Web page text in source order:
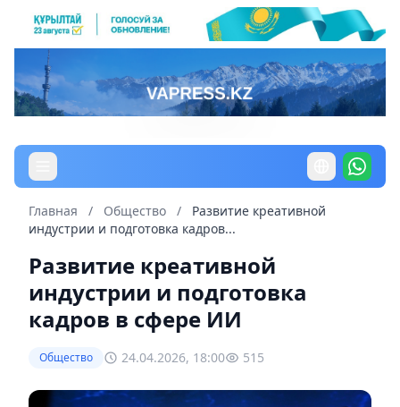
Главная / Общество /
Развитие креативной
индустрии и подготовка кадров...
Развитие креативной
индустрии и подготовка
кадров в сфере ИИ
Общество 24.04.2026, 18:00 515